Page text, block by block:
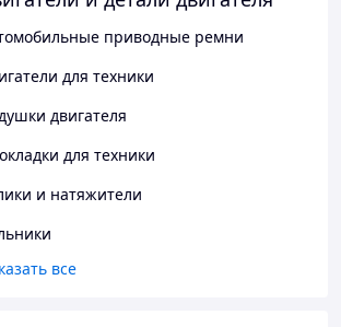
приводные ремни
для техники
двигателя
для техники
и натяжители
все